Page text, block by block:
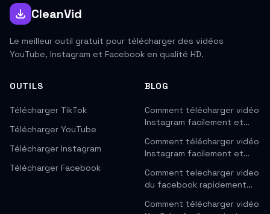
CleanVid
Le meilleur outil gratuit pour télécharger des vidéos
YouTube, Instagram et Facebook en qualité HD.
OUTILS
Télécharger TikTok
Télécharger YouTube
Télécharger Instagram
Télécharger Facebook
BLOG
Comment télécharger vidéo
Instagram facilement et…
Comment télécharger vidéo
Instagram facilement et…
Comment telecharger video
du facebook rapidement…
Comment télécharger vidéo